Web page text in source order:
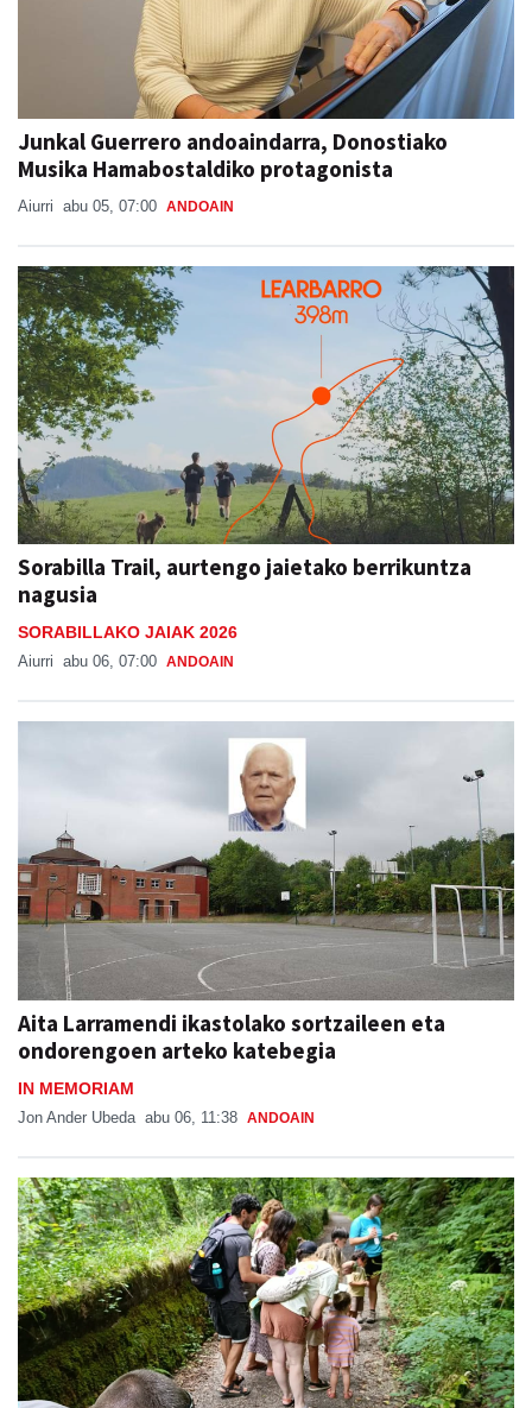
Junkal Guerrero andoaindarra, Donostiako
Musika Hamabostaldiko protagonista
Aiurri abu 05, 07:00 ANDOAIN
Sorabilla Trail, aurtengo jaietako berrikuntza
nagusia
SORABILLAKO JAIAK 2026
Aiurri abu 06, 07:00 ANDOAIN
Aita Larramendi ikastolako sortzaileen eta
ondorengoen arteko katebegia
IN MEMORIAM
Jon Ander Ubeda abu 06, 11:38 ANDOAIN